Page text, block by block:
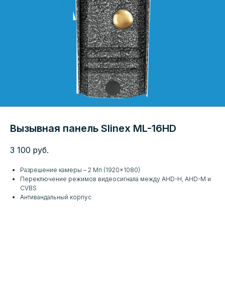
Вызывная панель Slinex ML-16HD
3 100 руб.
Разрешение камеры – 2 Мп (1920×1080)
Переключение режимов видеосигнала между AHD-H, AHD-M и
CVBS
Антивандальный корпус